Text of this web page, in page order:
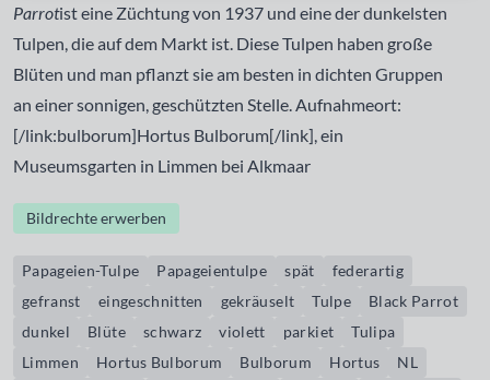
Parrotist eine Züchtung von 1937 und eine der dunkelsten
Tulpen, die auf dem Markt ist. Diese Tulpen haben große
Blüten und man pflanzt sie am besten in dichten Gruppen
an einer sonnigen, geschützten Stelle. Aufnahmeort:
[/link:bulborum]Hortus Bulborum[/link], ein
Museumsgarten in Limmen bei Alkmaar
Bildrechte erwerben
Papageien-Tulpe Papageientulpe spät
federartig
gefranst
eingeschnitten gekräuselt Tulpe
Black Parrot
dunkel
Blüte schwarz violett parkiet
Tulipa
Limmen
Hortus Bulborum Bulborum Hortus
NL